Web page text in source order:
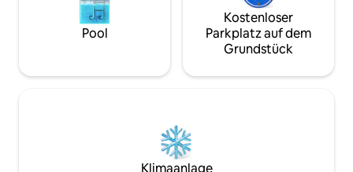
Pool
Kostenloser
Parkplatz auf dem
Grundstück
Klimaanlage